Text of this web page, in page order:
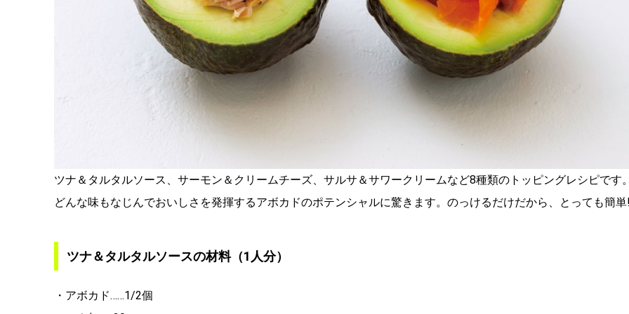
ツナ＆タルタルソース、サーモン＆クリームチーズ、サルサ＆サワークリームなど8種類のトッピングレシピです
どんな味もなじんでおいしさを発揮するアボカドのポテンシャルに驚きます。のっけるだけだから、とっても簡
ツナ＆タルタルソースの材料（1人分）
・アボカド……1/2個